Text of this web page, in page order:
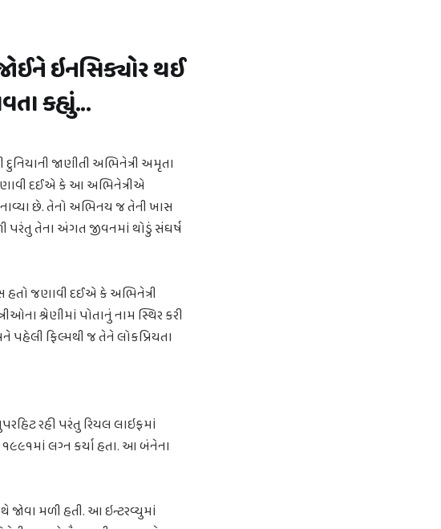
ઇનસિક્યોર થઈ
કહ્યું...
જાણીતી અભિનેત્રી અમૃતા
દઈએ કે આ અભિનેત્રીએ
છે. તેનો અભિનય જ તેની ખાસ
પરંતુ તેના અંગત જીવનમાં થોડું સંઘર્ષ
જણાવી દઈએ કે અભિનેત્રી
શ્રેણીમાં પોતાનું નામ સ્થિર કરી
ફિલ્મથી જ તેને લોકપ્રિયતા
રહી પરંતુ રિયલ લાઇફમાં
લગ્ન કર્યા હતા. આ બંનેના
મળી હતી. આ ઇન્ટરવ્યુમાં